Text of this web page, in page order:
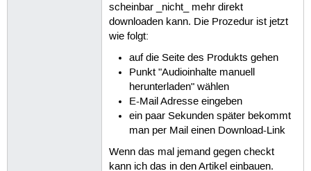
scheinbar _nicht_ mehr direkt
downloaden kann. Die Prozedur ist jetzt
wie folgt:
auf die Seite des Produkts gehen
Punkt "Audioinhalte manuell
herunterladen" wählen
E-Mail Adresse eingeben
ein paar Sekunden später bekommt
man per Mail einen Download-Link
Wenn das mal jemand gegen checkt
kann ich das in den Artikel einbauen.